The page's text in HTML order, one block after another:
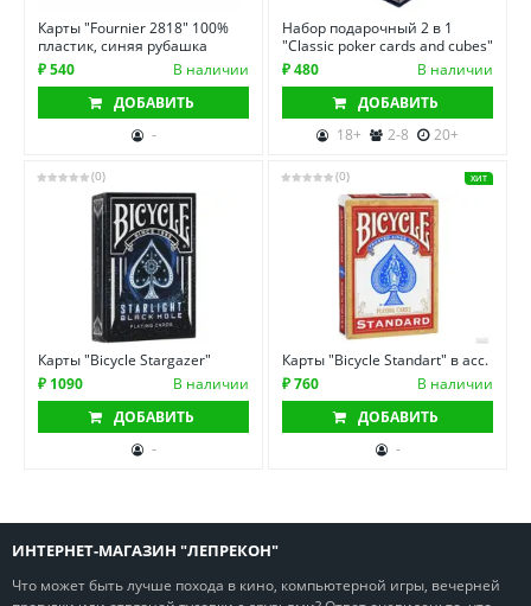
Карты "Fournier 2818" 100%
пластик, синяя рубашка
₽ 540
В наличии
ДОБАВИТЬ
-
Набор подарочный 2 в 1
"Classic poker cards and cubes"
₽ 480
В наличии
ДОБАВИТЬ
18+
2-8 20+
(0)
Карты "Bicycle Stargazer"
₽ 1090
В наличии
ДОБАВИТЬ
-
(0) ХИТ
Карты "Bicycle Standart" в асс.
₽ 760
В наличии
ДОБАВИТЬ
-
ИНТЕРНЕТ-МАГАЗИН "ЛЕПРЕКОН"
Что может быть лучше похода в кино, компьютерной игры, вечерней